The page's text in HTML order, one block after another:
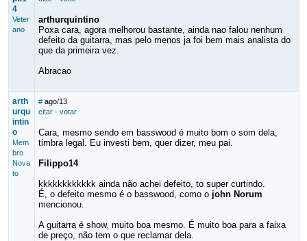
4
Veter
ano
arthurquintino
Poxa cara, agora melhorou bastante, ainda nao falou nenhum
defeito da guitarra, mas pelo menos ja foi bem mais analista do
que da primeira vez.
Abracao
arth
urqu
intin
o
Mem
bro
Nova
to
# ago/13
citar· votar
Cara, mesmo sendo em basswood é muito bom o som dela,
timbra legal. Eu investi bem, quer dizer, meu pai.
Filippo14
kkkkkkkkkkkk ainda não achei defeito, to super curtindo.
É, o defeito mesmo é o basswood, como o john Norum
mencionou.
A guitarra é show, muito boa mesmo. É muito boa para a faixa
de preço, não tem o que reclamar dela.